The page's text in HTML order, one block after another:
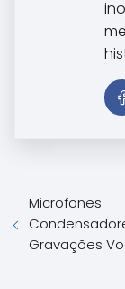
Microfones
Gravações